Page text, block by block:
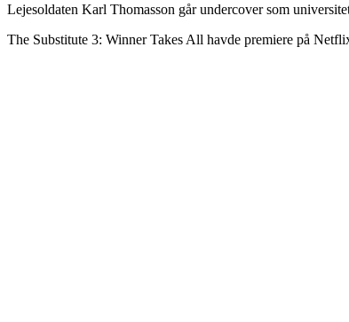
Lejesoldaten Karl Thomasson går undercover som
The Substitute 3: Winner Takes All havde premiere på